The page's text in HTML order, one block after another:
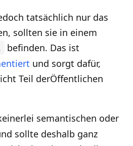
tatsächlich nur das
sollten sie in einem
befinden. Das ist
und sorgt dafür,
Teil derÖffentlichen
semantischen oder
sollte deshalb ganz